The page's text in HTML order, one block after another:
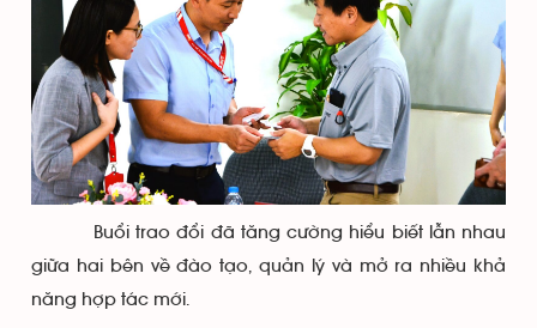
Buổi trao đổi đã tăng cường hiểu biết lẫn nhau
giữa hai bên về đào tạo, quản lý và mở ra nhiều khả
năng hợp tác mới.